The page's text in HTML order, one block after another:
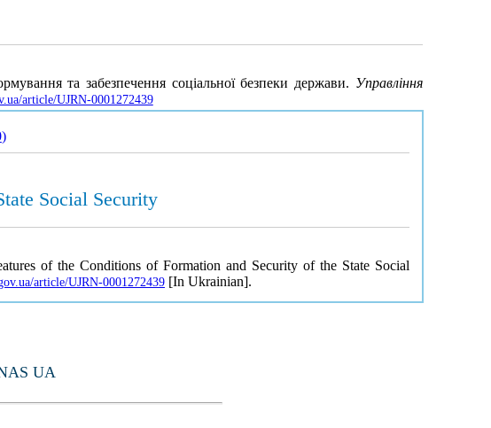
та забезпечення соціальної безпеки держави. Управління
article/UJRN-0001272439
)
Social Security
of the Conditions of Formation and Security of the State Social
article/UJRN-0001272439[In Ukrainian].
UA